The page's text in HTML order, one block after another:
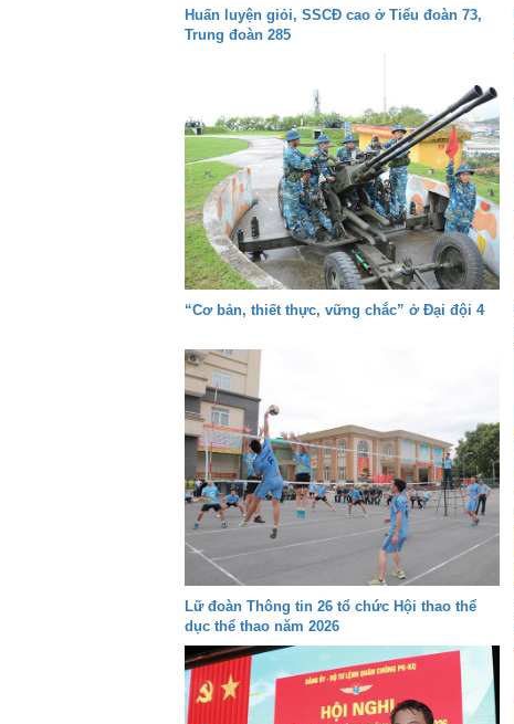
Huấn luyện giỏi, SSCĐ cao ở Tiểu đoàn 73,
Trung đoàn 285
“Cơ bản, thiết thực, vững chắc” ở Đại đội 4
Lữ đoàn Thông tin 26 tổ chức Hội thao thể
dục thể thao năm 2026